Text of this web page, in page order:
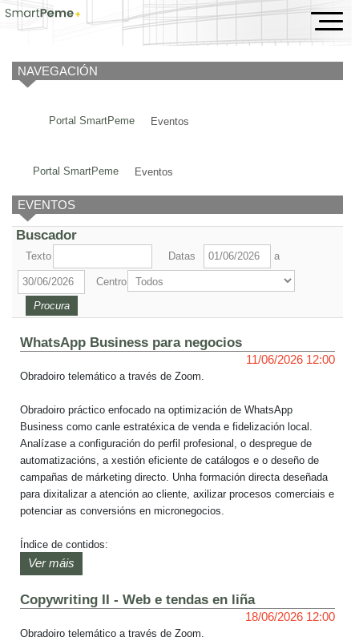
Eventos
NAVEGACIÓN
Portal SmartPeme Eventos
Portal SmartPeme Eventos
EVENTOS
Buscador
Texto Datas a
Centro
WhatsApp Business para negocios
11/06/2026 12:00
Obradoiro telemático a través de Zoom.
Obradoiro práctico enfocado na optimización de WhatsApp
Business como canle estratéxica de venda e fidelización local.
Analízase a configuración do perfil profesional, o despregue de
automatizacións, a xestión eficiente de catálogos e o deseño de
campañas de márketing directo. Unha formación directa deseñada
para dixitalizar a atención ao cliente, axilizar procesos comerciais e
potenciar as conversións en micronegocios.
Índice de contidos:
1. Introduución a WhatsApp
2. WhatsApp vs. WhatsApp Business
3. Crear unha conta en WhatsApp Business
4. Novas funcionalidades
Ver máis
Copywriting II - Web e tendas en liña
18/06/2026 12:00
Obradoiro telemático a través de Zoom.